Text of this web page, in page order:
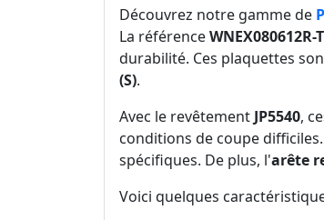
Découvrez notre gamme de
La référenceWNEX080612R-
durabilité. Ces plaquettes
(S).
Avec le revêtement JP5540,
conditions de coupe
spécifiques. De plus, l'arête
Voici quelques